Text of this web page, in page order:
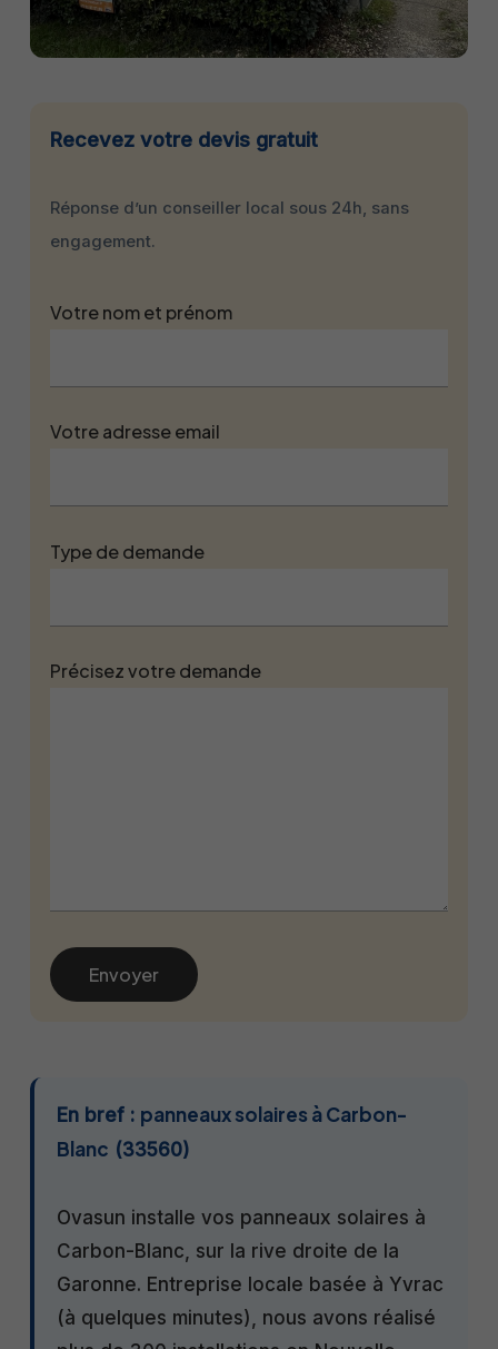
Recevez votre devis gratuit
Réponse d’un conseiller local sous 24h, sans
engagement.
Votre nom et prénom
Votre adresse email
Type de demande
Précisez votre demande
En bref : panneaux solaires à Carbon-
Blanc (33560)
Ovasun installe vos panneaux solaires à
Carbon-Blanc, sur la rive droite de la
Garonne. Entreprise locale basée à Yvrac
(à quelques minutes), nous avons réalisé